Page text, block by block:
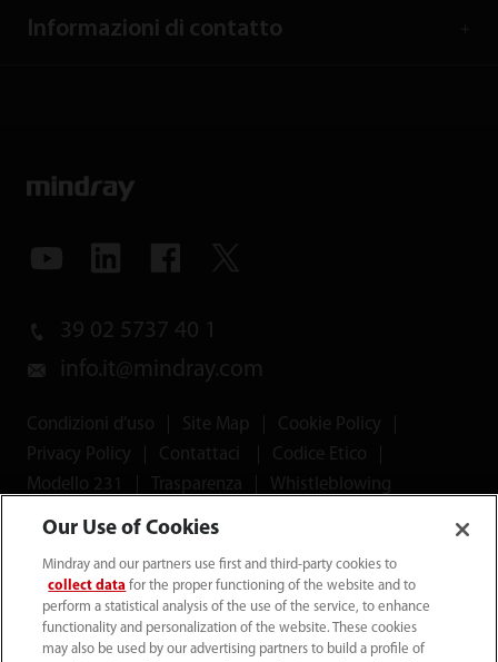
Informazioni di contatto
39 02 5737 40 1
info.it@mindray.com
Condizioni d’uso Site Map Cookie Policy
Privacy Policy
Contattaci Codice Etico
Modello 231
Trasparenza Whistleblowing
Ltd. Tutti i diritti riservati.
Our Use of Cookies
Mindray and our partners use first and third-party cookies to
collect data for the proper functioning of the website and to
perform a statistical analysis of the use of the service, to enhance
functionality and personalization of the website. These cookies
may also be used by our advertising partners to build a profile of